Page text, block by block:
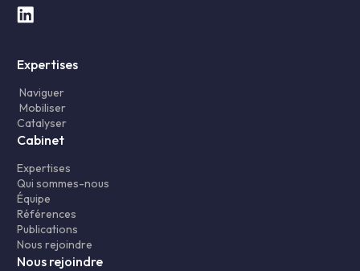
Expertises
Naviguer
Mobiliser
Catalyser
Cabinet
Expertises
Qui sommes-nous
Équipe
Références
Publications
Nous rejoindre
Nous rejoindre